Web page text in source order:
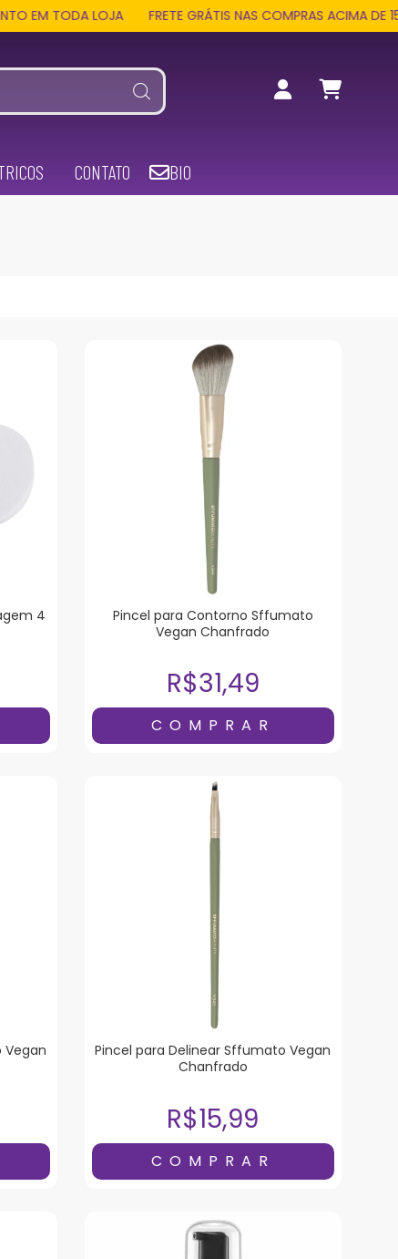
LOJA FRETE GRÁTIS NAS COMPRAS ACIMA DE 159 REAIS
CONTATO BIO
4
Pincel para Contorno Sffumato
Vegan Chanfrado
R$31,49
Vegan
Pincel para Delinear Sffumato Vegan
Chanfrado
R$15,99